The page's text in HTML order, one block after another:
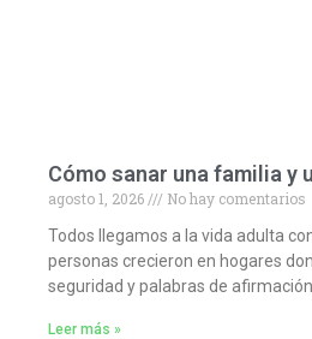
Cómo sanar una familia y
agosto 1, 2026
No hay comentarios
Todos llegamos a la vida adulta
personas crecieron en hogares
seguridad y palabras de
Leer más »